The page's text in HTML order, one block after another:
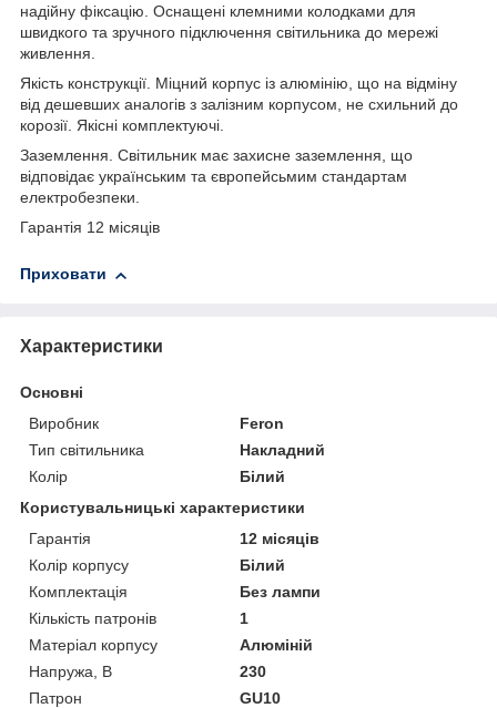
надійну фіксацію. Оснащені клемними колодками для
швидкого та зручного підключення світильника до мережі
живлення.
Якість конструкції. Міцний корпус із алюмінію, що на відміну
від дешевших аналогів з залізним корпусом, не схильний до
корозії. Якісні комплектуючі.
Заземлення. Світильник має захисне заземлення, що
відповідає українським та європейсьмим стандартам
електробезпеки.
Гарантія 12 місяців
Приховати
Характеристики
Основні
Виробник
Feron
Тип світильника
Накладний
Колір
Білий
Користувальницькі характеристики
Гарантія
12 місяців
Колір корпусу
Білий
Комплектація
Без лампи
Кількість патронів
1
Матеріал корпусу
Алюміній
Напружа, В
230
Патрон
GU10